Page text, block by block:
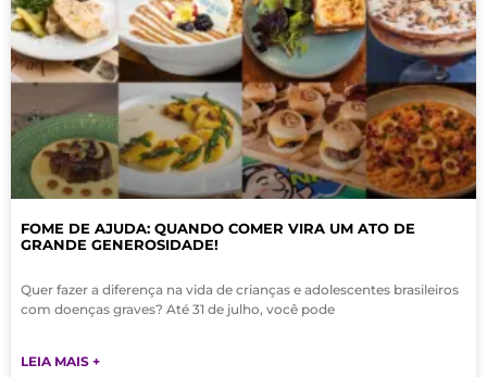
FOME DE AJUDA: QUANDO COMER VIRA UM ATO DE
GRANDE GENEROSIDADE!
Quer fazer a diferença na vida de crianças e adolescentes brasileiros
com doenças graves? Até 31 de julho, você pode
LEIA MAIS +